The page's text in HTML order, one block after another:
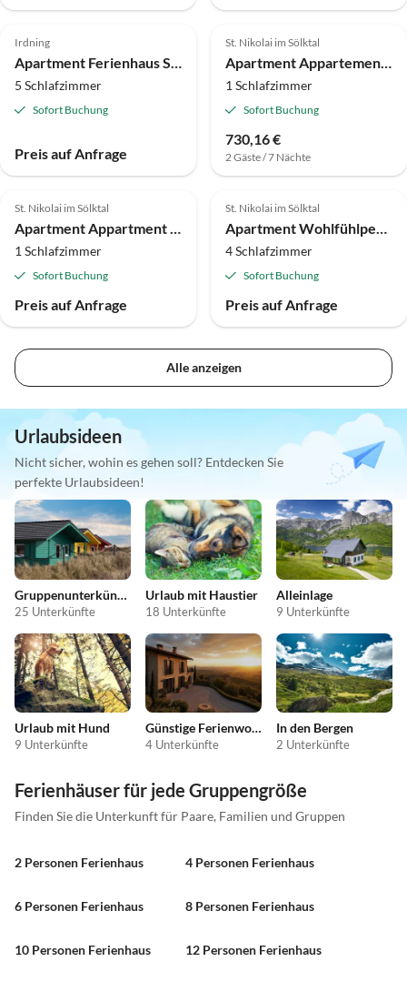
Irdning
Apartment Ferienhaus Schmid
5 Schlafzimmer
Sofort Buchung
Preis auf Anfrage
St. Nikolai im Sölktal
Apartment Appartement FICHTE
1 Schlafzimmer
Sofort Buchung
730,16 €
2 Gäste / 7 Nächte
St. Nikolai im Sölktal
Apartment Appartment "Sternenblick"
1 Schlafzimmer
Sofort Buchung
Preis auf Anfrage
St. Nikolai im Sölktal
Apartment Wohlfühlpension Ferien bei Unger
4 Schlafzimmer
Sofort Buchung
Preis auf Anfrage
Alle anzeigen
Urlaubsideen
Nicht sicher, wohin es gehen soll? Entdecken Sie
perfekte Urlaubsideen!
Gruppenunterkünfte
25 Unterkünfte
Urlaub mit Haustier
18 Unterkünfte
Alleinlage
9 Unterkünfte
Urlaub mit Hund
9 Unterkünfte
Günstige Ferienwohnungen
4 Unterkünfte
In den Bergen
2 Unterkünfte
Ferienhäuser für jede Gruppengröße
Finden Sie die Unterkunft für Paare, Familien und Gruppen
2 Personen Ferienhaus 4 Personen Ferienhaus
6 Personen Ferienhaus 8 Personen Ferienhaus
10 Personen Ferienhaus 12 Personen Ferienhaus